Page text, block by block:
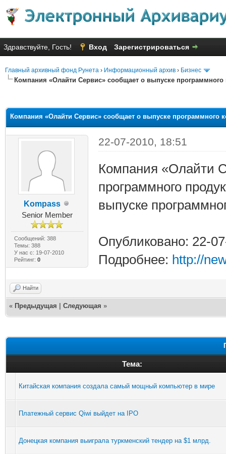
Здравствуйте, Гость! Вход Зарегистрироваться
Главный архивный фонд Рунета › Информационный архив › Бизнес
Компания «Олайти Сервис» сообщает о выпуске
Компания «Олайти Сервис» сообщает о выпуске программного
Kompass
Senior Member
Сообщений: 388
Темы: 388
У нас с: 19-07-2010
Рейтинг: 0
22-07-2010, 18:51
Компания «Олайти
программного
выпуске
Опубликовано: 22-
Подробнее: http://
Найти
« Предыдущая Следующая »
Тема:
Китайская компания создала самый мощный компьютер в мире
Платежный сервис Qiwi выйдет на IPO
Донецкая компания выиграла туркменский тендер на $1 млрд.